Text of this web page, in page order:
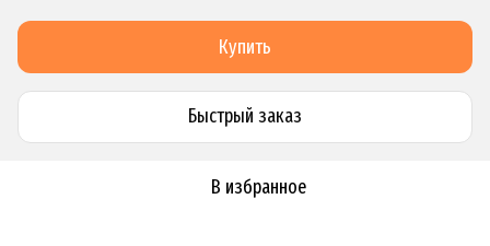
Купить
Быстрый заказ
В избранное